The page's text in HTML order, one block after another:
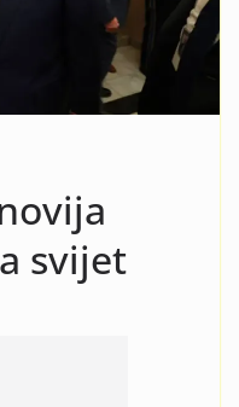
koja žena
braka Čede
vidite o kome
bit dobro!
svijet